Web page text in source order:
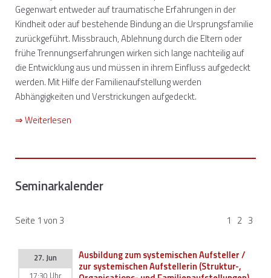
Gegenwart entweder auf traumatische Erfahrungen in der
Kindheit oder auf bestehende Bindung an die Ursprungsfamilie
zurückgeführt. Missbrauch, Ablehnung durch die Eltern oder
frühe Trennungserfahrungen wirken sich lange nachteilig auf
die Entwicklung aus und müssen in ihrem Einfluss aufgedeckt
werden. Mit Hilfe der Familienaufstellung werden
Abhängigkeiten und Verstrickungen aufgedeckt.
⇒ Weiterlesen
Seminarkalender
1 2 3
Seite 1 von 3
27. Jun
17:30 Uhr
Ausbildung zum systemischen Aufsteller /
zur systemischen Aufstellerin (Struktur-,